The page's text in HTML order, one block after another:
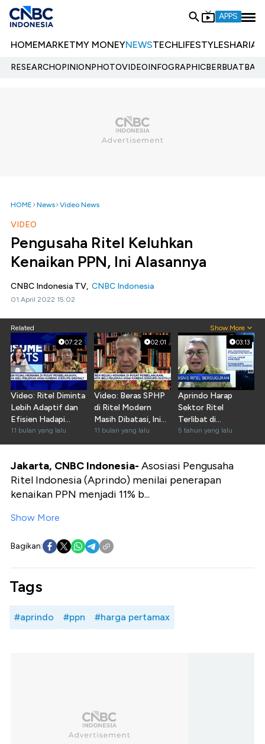
APPS
HOMEMARKETMY MONEYNEWSTECHLIFESTYLESHARIA
RESEARCHOPINIONPHOTOVIDEOINFOGRAPHIC
HOME News Video News
VIDEO
Pengusaha Ritel Keluhkan
Kenaikan PPN, Ini Alasannya
CNBC Indonesia TV, CNBC Indonesia
01 April 2022 15:02
Related Show More
07:22
Video: Ritel Diminta
Lebih Adaptif dan
Efisien Hadapi
Semester II
11 bulan yang lalu
02:01
Video: Beras SPHP
di Ritel Modern
Masih Dibatasi, Ini
Kata Aprindo
11 bulan yang lalu
03:13
Aprindo Harap
Sektor Ritel
Terlibat di
Penetapan
Kenaikan PPN
5 tahun yang lalu
Jakarta, CNBC Indonesia- Asosiasi Pengusaha
Ritel Indonesia (Aprindo) menilai penerapan
kenaikan PPN menjadi 11% b...
Show More
Bagikan:
Tags
#aprindo #ppn #harga pertamax